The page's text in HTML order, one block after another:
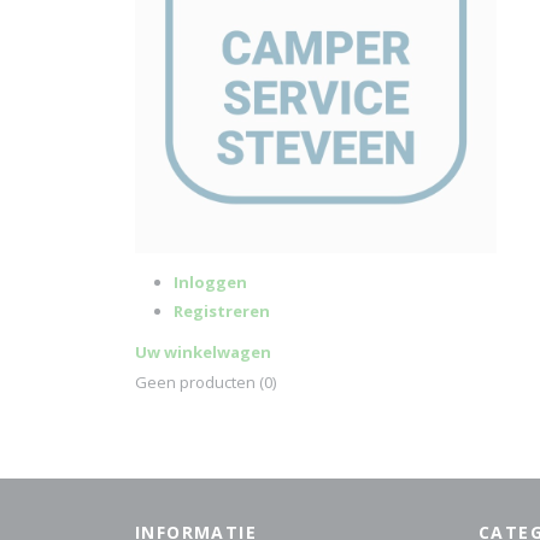
Inloggen
Registreren
Uw winkelwagen
Geen producten (0)
INFORMATIE